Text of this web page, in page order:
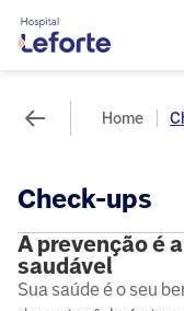
Home
Check-ups
A prevenção é
saudável
Sua saúde é o seu